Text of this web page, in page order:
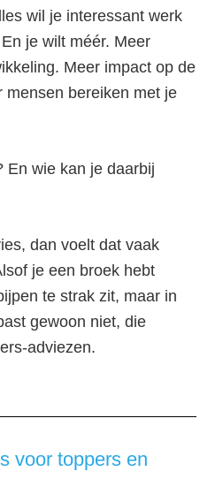
wil je interessant werk
je wilt méér. Meer
Meer impact op de
mensen bereiken met je
En wie kan je daarbij
dan voelt dat vaak
je een broek hebt
te strak zit, maar in
gewoon niet, die
adviezen.
voor toppers en